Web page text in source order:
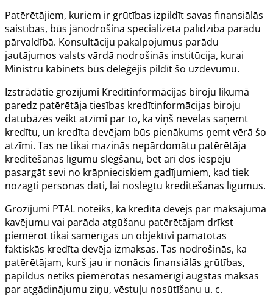
Patērētājiem, kuriem ir grūtības izpildīt savas finansiālās
saistības, būs jānodrošina specializēta palīdzība parādu
pārvaldībā. Konsultāciju pakalpojumus parādu
jautājumos valsts vārdā nodrošinās institūcija, kurai
Ministru kabinets būs deleģējis pildīt šo uzdevumu.
Izstrādātie grozījumi Kredītinformācijas biroju likumā
paredz patērētāja tiesības kredītinformācijas biroju
datubāzēs veikt atzīmi par to, ka viņš nevēlas saņemt
kredītu, un kredīta devējam būs pienākums ņemt vērā šo
atzīmi. Tas ne tikai mazinās nepārdomātu patērētāja
kreditēšanas līgumu slēgšanu, bet arī dos iespēju
pasargāt sevi no krāpnieciskiem gadījumiem, kad tiek
nozagti personas dati, lai noslēgtu kreditēšanas līgumus.
Grozījumi PTAL noteiks, ka kredīta devējs par maksājuma
kavējumu vai parāda atgūšanu patērētājam drīkst
piemērot tikai samērīgas un objektīvi pamatotas
faktiskās kredīta devēja izmaksas. Tas nodrošinās, ka
patērētājam, kurš jau ir nonācis finansiālās grūtības,
papildus netiks piemērotas nesamērīgi augstas maksas
par atgādinājumu ziņu, vēstuļu nosūtīšanu u. c.